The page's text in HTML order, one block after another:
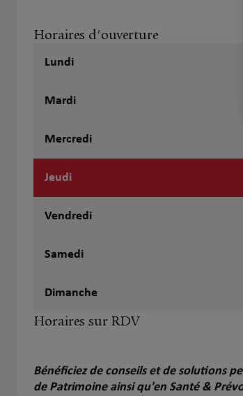
Horaires d'ouverture
Lundi
Mardi
Mercredi
Jeudi
Vendredi
Samedi
Dimanche
Horaires sur RDV
Bénéficiez de conseils et de solutions
de Patrimoine ainsi qu'en Santé &